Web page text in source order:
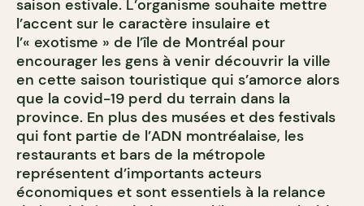
saison estivale. L’organisme souhaite mettre
l’accent sur le caractère insulaire et
l’« exotisme » de l’île de Montréal pour
encourager les gens à venir découvrir la ville
en cette saison touristique qui s’amorce alors
que la covid-19 perd du terrain dans la
province. En plus des musées et des festivals
qui font partie de l’ADN montréalaise, les
restaurants et bars de la métropole
représentent d’importants acteurs
économiques et sont essentiels à la relance